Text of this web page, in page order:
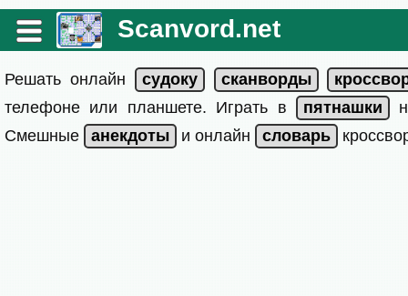
Scanvord.net
Решать онлайн
телефоне или планшете. Играть в
Смешные
и онлайн